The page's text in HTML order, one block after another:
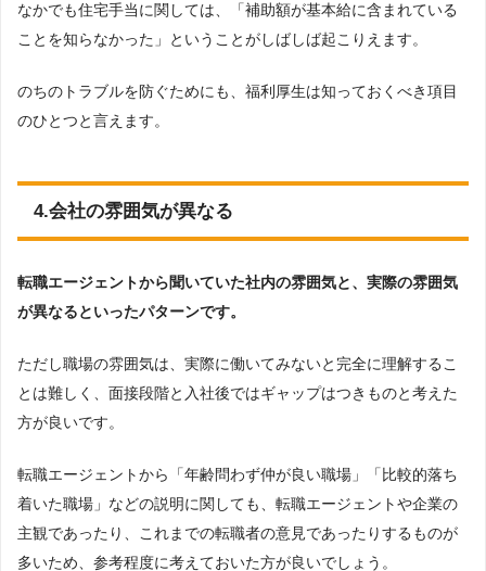
なかでも住宅手当に関しては、「補助額が基本給に含まれている
ことを知らなかった」ということがしばしば起こりえます。
のちのトラブルを防ぐためにも、福利厚生は知っておくべき項目
のひとつと言えます。
4.会社の雰囲気が異なる
転職エージェントから聞いていた社内の雰囲気と、実際の雰囲気
が異なるといったパターンです。
ただし職場の雰囲気は、実際に働いてみないと完全に理解するこ
とは難しく、面接段階と入社後ではギャップはつきものと考えた
方が良いです。
転職エージェントから「年齢問わず仲が良い職場」「比較的落ち
着いた職場」などの説明に関しても、転職エージェントや企業の
主観であったり、これまでの転職者の意見であったりするものが
多いため、参考程度に考えておいた方が良いでしょう。